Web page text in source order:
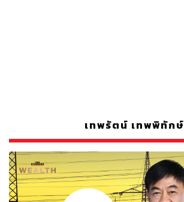
เทพรัตน์ เทพพิทักษ์